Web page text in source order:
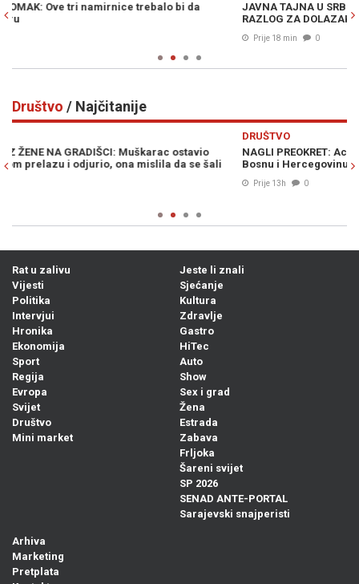
JAVNA TAJNA U SRBIJI POTVRĐENA, ZELENSKI IMA JAKO DOBAR
RAZLOG ZA DOLAZAK: "Već se obilaze lokacije..."
Društvo / Najčitanije
NAGLI PREOKRET: AccuWeather objavio vremensku prognozu za
Bosnu i Hercegovinu...
Rat u zalivu
Vijesti
Politika
Intervjui
Hronika
Ekonomija
Sport
Regija
Evropa
Svijet
Društvo
Mini market
Jeste li znali
Sjećanje
Kultura
Zdravlje
Gastro
HiTec
Auto
Show
Sex i grad
Žena
Estrada
Zabava
Frljoka
Šareni svijet
SP 2026
SENAD ANTE-PORTAL
Sarajevski snajperisti
Arhiva
Marketing
Pretplata